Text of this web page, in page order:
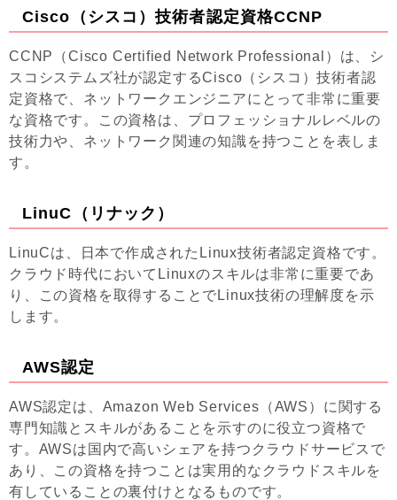
Cisco（シスコ）技術者認定資格CCNP
CCNP（Cisco Certified Network Professional）は、シ
スコシステムズ社が認定するCisco（シスコ）技術者認
定資格で、ネットワークエンジニアにとって非常に重要
な資格です。この資格は、プロフェッショナルレベルの
技術力や、ネットワーク関連の知識を持つことを表しま
す。
LinuC（リナック）
LinuCは、日本で作成されたLinux技術者認定資格です。
クラウド時代においてLinuxのスキルは非常に重要であ
り、この資格を取得することでLinux技術の理解度を示
します。
AWS認定
AWS認定は、Amazon Web Services（AWS）に関する
専門知識とスキルがあることを示すのに役立つ資格で
す。AWSは国内で高いシェアを持つクラウドサービスで
あり、この資格を持つことは実用的なクラウドスキルを
有していることの裏付けとなるものです。